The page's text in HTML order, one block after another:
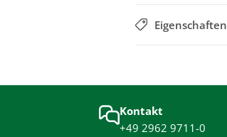
Eigenschaften
Kontakt
+49 2962 9711-0